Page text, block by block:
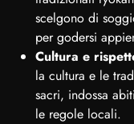
scelgono di
per godersi
Cultura e
la cultura e le
sacri, indossa
le regole locali.